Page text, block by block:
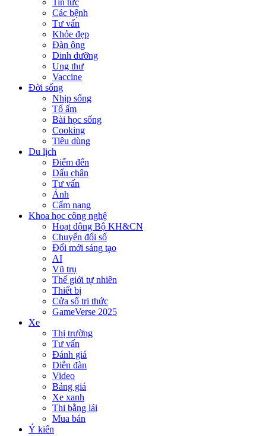
Tin tức
Các bệnh
Tư vấn
Khỏe đẹp
Đàn ông
Dinh dưỡng
Ung thư
Vaccine
Đời sống
Nhịp sống
Tổ ấm
Bài học sống
Cooking
Tiêu dùng
Du lịch
Điểm đến
Dấu chân
Tư vấn
Ảnh
Cẩm nang
Khoa học công nghệ
Hoạt động Bộ KH&CN
Chuyển đổi số
Đổi mới sáng tạo
AI
Vũ trụ
Thế giới tự nhiên
Thiết bị
Cửa sổ tri thức
GameVerse 2025
Xe
Thị trường
Tư vấn
Đánh giá
Diễn đàn
Video
Bảng giá
Xe xanh
Thi bằng lái
Mua bán
Ý kiến